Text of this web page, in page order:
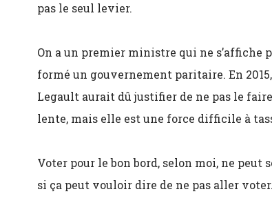
pas le seul levier.
On a un premier ministre qui ne s’affiche
formé un gouvernement paritaire. En
Legault aurait dû justifier de ne pas le
lente, mais elle est une force difficile à
Voter pour le bon bord, selon moi, ne peut
si ça peut vouloir dire de ne pas aller voter.